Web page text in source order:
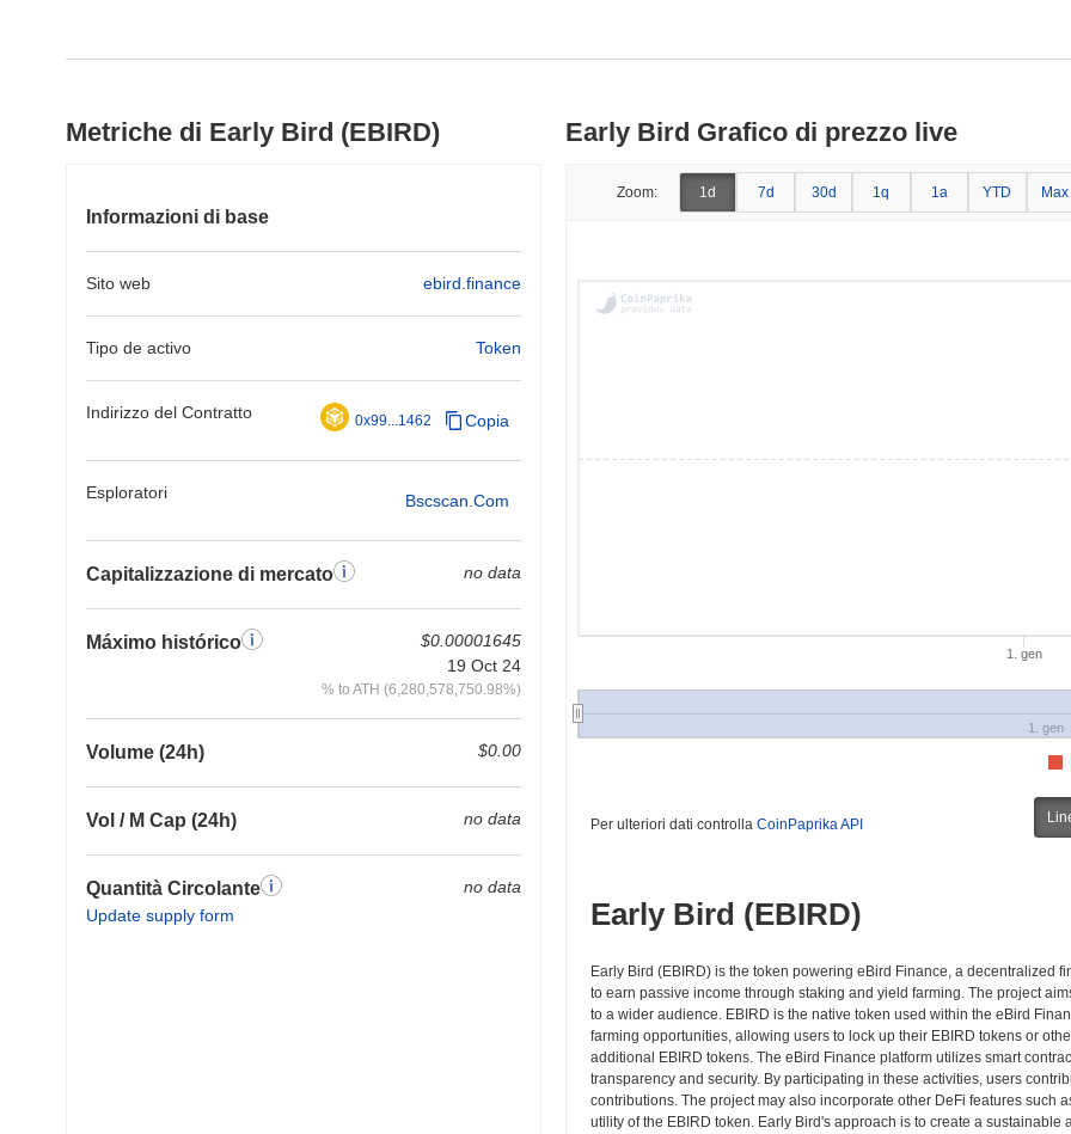
Metriche di Early Bird (EBIRD)
Informazioni di base
Sito web ebird.finance
Tipo de activo Token
Indirizzo del Contratto 0x99...1462 Copia
Esploratori Bscscan.com
Capitalizzazione di mercato no data
Máximo histórico
$0.00001645
19 Oct 24
% to ATH (6,280,578,750.98%)
Volume (24h) $0.00
Vol / M Cap (24h) no data
Quantità Circolante
Update supply form
no data
Early Bird Grafico di prezzo live
Zoom: 1d 7d 30d 1q 1a YTD Max
1. gen
1. gen
Per ulteriori dati controlla CoinPaprika API
Early Bird (EBIRD)
Early Bird (EBIRD) is the token powering eBird Finance, a decentralized
to earn passive income through staking and yield farming. The project
to a wider audience. EBIRD is the native token used within the eBird
farming opportunities, allowing users to lock up their EBIRD tokens or
additional EBIRD tokens. The eBird Finance platform utilizes smart
transparency and security. By participating in these activities, users
contributions. The project may also incorporate other DeFi features such
utility of the EBIRD token. Early Bird's approach is to create a